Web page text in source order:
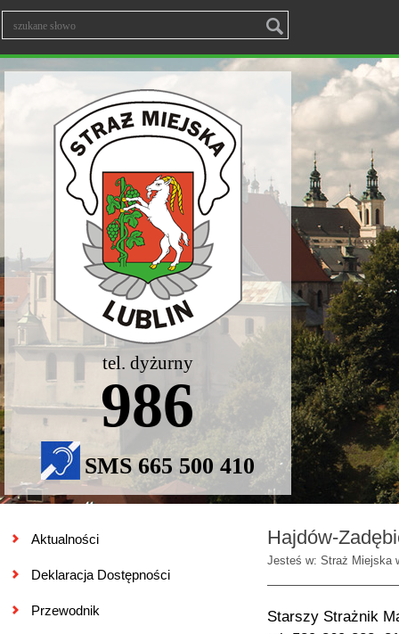
tel. dyżurny
986
SMS 665 500 410
Aktualności
Deklaracja Dostępności
Przewodnik
Hajdów-
Jesteś w: Straż Miejska
Starszy Strażnik